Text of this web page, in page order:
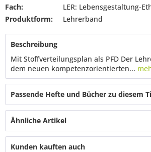
Fach:
LER: Lebensgestaltung-
Produktform:
Lehrerband
Beschreibung
Mit Stoffverteilungsplan als PFD Der
dem neuen kompetenzorientierten...
Passende Hefte und Bücher zu diesem
Ähnliche Artikel
Kunden kauften auch